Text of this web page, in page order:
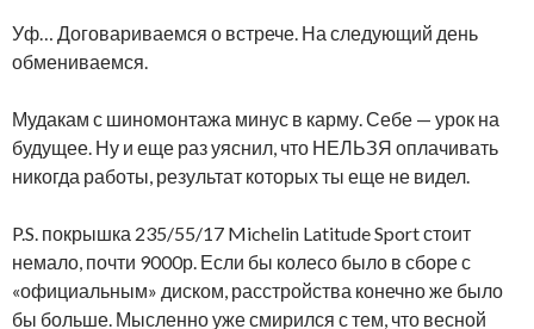
Уф… Договариваемся о встрече. На следующий день
обмениваемся.
Мудакам с шиномонтажа минус в карму. Себе — урок на
будущее. Ну и еще раз уяснил, что НЕЛЬЗЯ оплачивать
никогда работы, результат которых ты еще не видел.
P.S. покрышка 235/55/17 Michelin Latitude Sport стоит
немало, почти 9000р. Если бы колесо было в сборе с
«официальным» диском, расстройства конечно же было
бы больше. Мысленно уже смирился с тем, что весной